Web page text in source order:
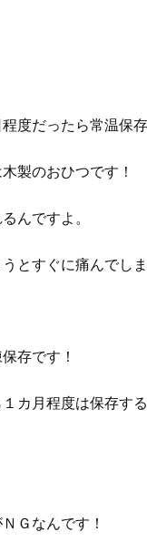
度だったら常温保
製のおひつです！
んですよ。
とすぐに痛んでし
存です！
カ月程度は保存す
Ｇなんです！